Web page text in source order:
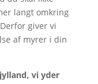
langt omkring
giver vi
af myrer i din
vi yder